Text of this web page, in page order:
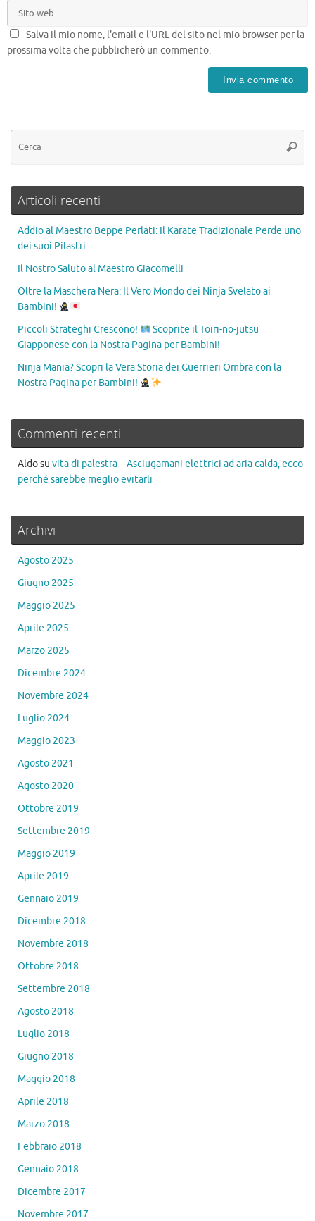
Salva il mio nome, l'email e l'URL del sito nel mio browser per la
prossima volta che pubblicherò un commento.
Articoli recenti
Addio al Maestro Beppe Perlati: Il Karate Tradizionale Perde uno
dei suoi Pilastri
Il Nostro Saluto al Maestro Giacomelli
Oltre la Maschera Nera: Il Vero Mondo dei Ninja Svelato ai
Bambini!
Piccoli Strateghi Crescono!
Scoprite il Toiri-no-jutsu
Giapponese con la Nostra Pagina per Bambini!
Ninja Mania? Scopri la Vera Storia dei Guerrieri Ombra con la
Nostra Pagina per Bambini!
Commenti recenti
Aldosu vita di palestra – Asciugamani elettrici ad aria calda, ecco
perché sarebbe meglio evitarli
Archivi
Agosto 2025
Giugno 2025
Maggio 2025
Aprile 2025
Marzo 2025
Dicembre 2024
Novembre 2024
Luglio 2024
Maggio 2023
Agosto 2021
Agosto 2020
Ottobre 2019
Settembre 2019
Maggio 2019
Aprile 2019
Gennaio 2019
Dicembre 2018
Novembre 2018
Ottobre 2018
Settembre 2018
Agosto 2018
Luglio 2018
Giugno 2018
Maggio 2018
Aprile 2018
Marzo 2018
Febbraio 2018
Gennaio 2018
Dicembre 2017
Novembre 2017